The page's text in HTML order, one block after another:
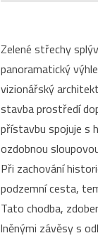
Zelené střechy
panoramatický
vizionářský
stavba prostředí
přístavbu spojuje s
ozdobnou
Při zachování
podzemní cesta,
Tato chodba,
lněnými závěsy s